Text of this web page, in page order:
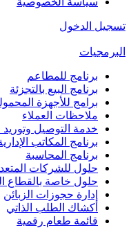
تسجيل الدخول
البرمجيات
برنامج للمطاعم
برنامج البيع بالتجزئة
برامج للأجهزة
ملاحظات العملاء
خدمة التوصيل وتوريد
برنامج المكاتب
برنامج المحاسبة
حلول للشركات
حلول خاصة بالقطاع
إدارة حجوزات الزبائن
أكشاك الطلب الذاتي
قائمة طعام رقمية